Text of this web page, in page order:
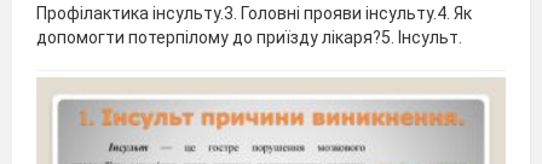
Профілактика інсульту.3. Головні прояви інсульту.4. Як
допомогти потерпілому до приїзду лікаря?5. Інсульт.